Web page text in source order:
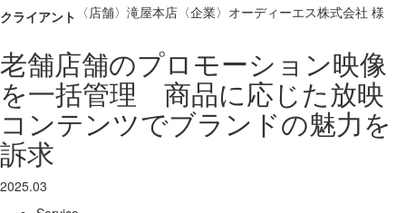
クライアント 〈店舗〉滝屋本店〈企業〉オーディーエス株式会社 様
老舗店舗のプロモーション映像
を一括管理 商品に応じた放映
コンテンツでブランドの魅力を
訴求
2025.03